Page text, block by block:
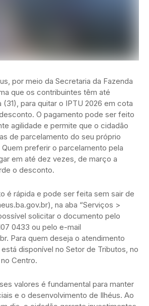
por meio da Secretaria da Fazenda
que os contribuintes têm até
para quitar o IPTU 2026 em cota
O pagamento pode ser feito
agilidade e permite que o cidadão
de parcelamento do seu próprio
preferir o parcelamento pela
em até dez vezes, de março a
o desconto.
é rápida e pode ser feita sem sair de
na aba “Serviços >
solicitar o documento pelo
0433 ou pelo e-mail
Para quem deseja o atendimento
disponível no Setor de Tributos, no
Centro.
valores é fundamental para manter
e o desenvolvimento de Ilhéus. Ao